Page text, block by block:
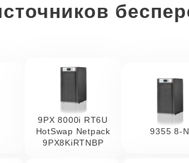
9PX 8000i RT6U
HotSwap Netpack
9PX8KiRTNBP
9355 8-N